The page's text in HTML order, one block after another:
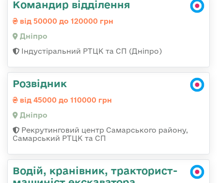
Командир відділення
від 50000 до 120000 грн
Дніпро
Індустіральний РТЦК та СП (Дніпро)
Розвідник
від 45000 до 110000 грн
Дніпро
Рекрутинговий центр Самарського району,
Самарський РТЦК та СП
Водій, кранівник, тракторист-